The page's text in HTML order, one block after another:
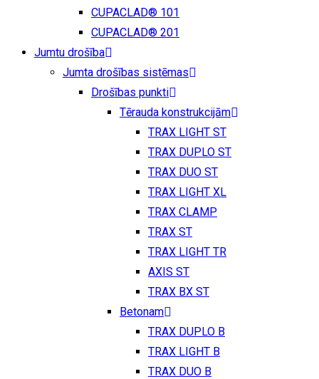
CUPACLAD® 101
CUPACLAD® 201
Jumtu drošība
Jumta drošības sistēmas
Drošības punkti
Tērauda konstrukcijām
TRAX LIGHT ST
TRAX DUPLO ST
TRAX DUO ST
TRAX LIGHT XL
TRAX CLAMP
TRAX ST
TRAX LIGHT TR
AXIS ST
TRAX BX ST
Betonam
TRAX DUPLO B
TRAX LIGHT B
TRAX DUO B